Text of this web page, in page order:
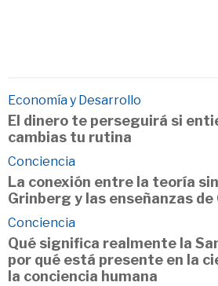
Economía y Desarrollo
El dinero te perseguirá si
cambias tu rutina
Conciencia
La conexión entre la teoría
Grinberg y las enseñanzas
Conciencia
Qué significa realmente la
por qué está presente en la
la conciencia humana